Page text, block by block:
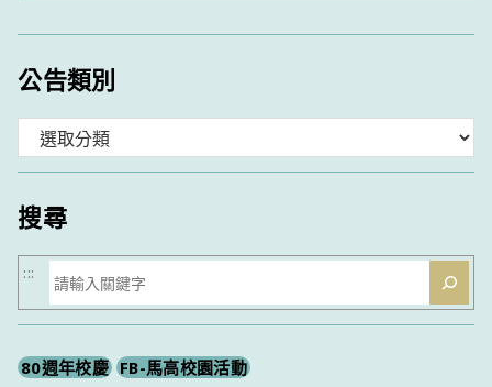
公告類別
類
搜尋
搜
尋
:::
80週年校慶 FB-馬高校園活動